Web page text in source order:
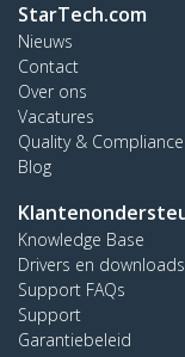
StarTech.com
Nieuws
Contact
Over ons
Vacatures
Quality & Compliance
Blog
Knowledge Base
Drivers en downloads
Support FAQs
Support
Garantiebeleid